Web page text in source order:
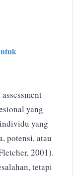
yang
yang
potensi, atau
2001).
tetapi